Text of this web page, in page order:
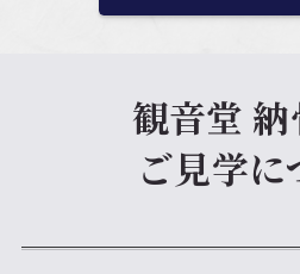
観音堂
ご見学に